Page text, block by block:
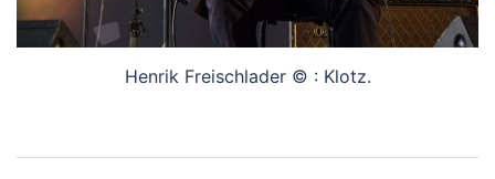
Henrik Freischlader © : Klotz.